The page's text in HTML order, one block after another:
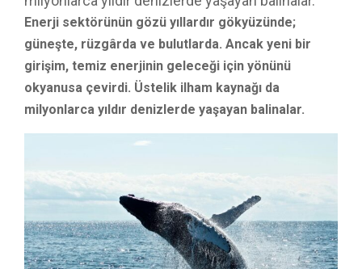
Enerji sektörünün gözü yıllardır gökyüzünde;
güneşte, rüzgârda ve bulutlarda. Ancak yeni bir
girişim, temiz enerjinin geleceği için yönünü
okyanusa çevirdi. Üstelik ilham kaynağı da
milyonlarca yıldır denizlerde yaşayan balinalar.